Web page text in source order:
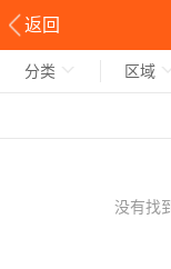
返回
分类 区域
没有找